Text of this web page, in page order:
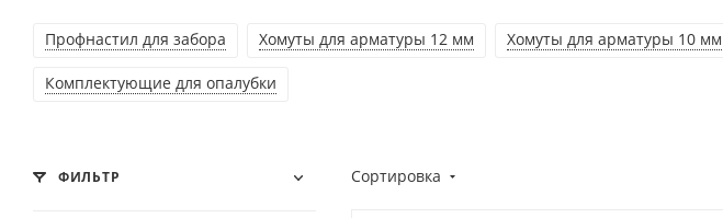
Профнастил для забора Хомуты для арматуры 12 мм Хомуты для арматуры 10 мм
Комплектующие для опалубки
Сортировка
ФИЛЬТР